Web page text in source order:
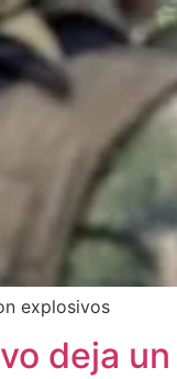
explosivos
deja